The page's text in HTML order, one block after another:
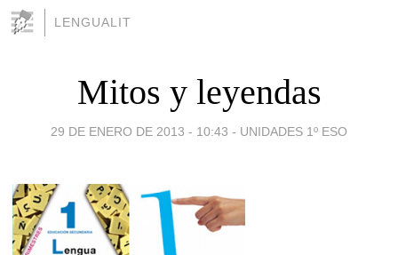
LENGUALIT
Mitos y leyendas
29 DE ENERO DE 2013 - 10:43 - UNIDADES 1º ESO